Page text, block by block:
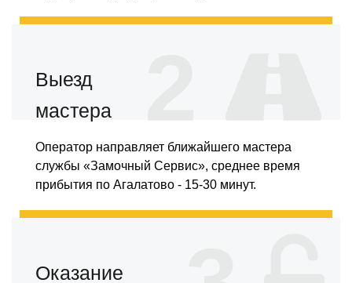
Выезд
мастера
Оператор направляет ближайшего мастера
службы «Замочный Сервис», среднее время
прибытия по Агалатово - 15-30 минут.
Оказание